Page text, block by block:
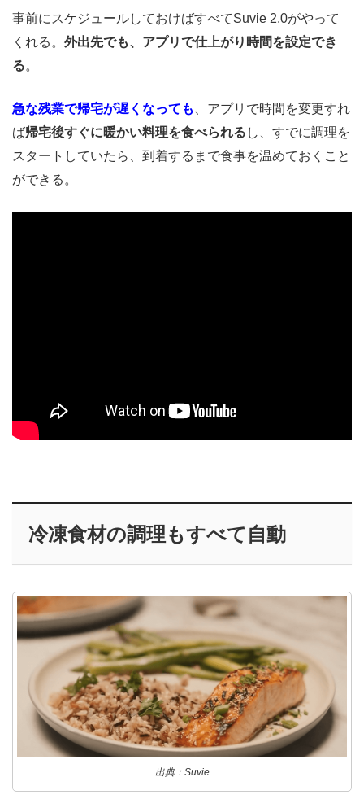
事前にスケジュールしておけばすべてSuvie 2.0がやって
くれる。 外出先でも、アプリで仕上がり時間を設定でき
る。
急な残業で帰宅が遅くなっても
、アプリで時間を変更すれ
ば帰宅後すぐに暖かい料理を食べられる し、すでに調理を
スタートしていたら、到着するまで食事を温めておくこと
ができる。
冷凍食材の調理もすべて自動
出典：Suvie